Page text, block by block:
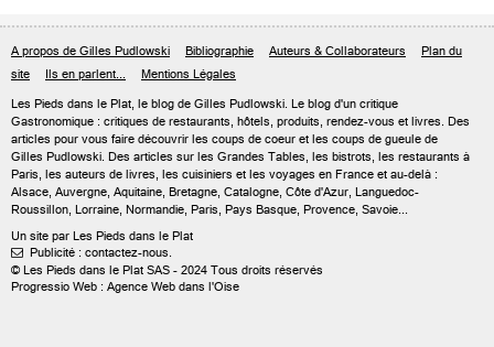
A propos de Gilles Pudlowski Bibliographie Auteurs & Collaborateurs
Plan du
site
Ils en parlent... Mentions Légales
Les Pieds dans le Plat, le blog de Gilles Pudlowski. Le blog d'un critique
Gastronomique : critiques de restaurants, hôtels, produits, rendez-vous et livres. Des
articles pour vous faire découvrir les coups de coeur et les coups de gueule de
Gilles Pudlowski. Des articles sur les Grandes Tables, les bistrots, les restaurants à
Paris, les auteurs de livres, les cuisiniers et les voyages en France et au-delà :
Alsace, Auvergne, Aquitaine, Bretagne, Catalogne, Côte d'Azur, Languedoc-
Roussillon, Lorraine, Normandie, Paris, Pays Basque, Provence, Savoie...
Un site par Les Pieds dans le Plat
 Publicité : contactez-nous.
© Les Pieds dans le Plat SAS - 2024 Tous droits réservés
Progressio Web : Agence Web dans l'Oise